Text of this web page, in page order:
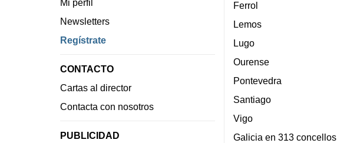
Mi perfil
Newsletters
Regístrate
CONTACTO
Cartas al director
Contacta con nosotros
PUBLICIDAD
Ferrol
Lemos
Lugo
Ourense
Pontevedra
Santiago
Vigo
Galicia en 313 concellos